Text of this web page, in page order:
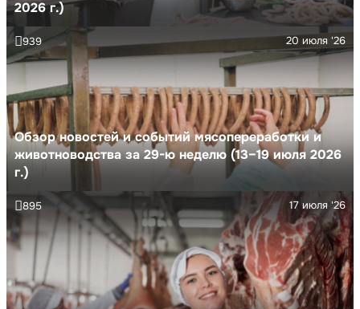
2026 г.)
Обзор новостей и событий мясопереработки и
животноводства за 29-ю неделю (13–19 июля 2026
г.)
20 июля '26
939
17 июля '26
895